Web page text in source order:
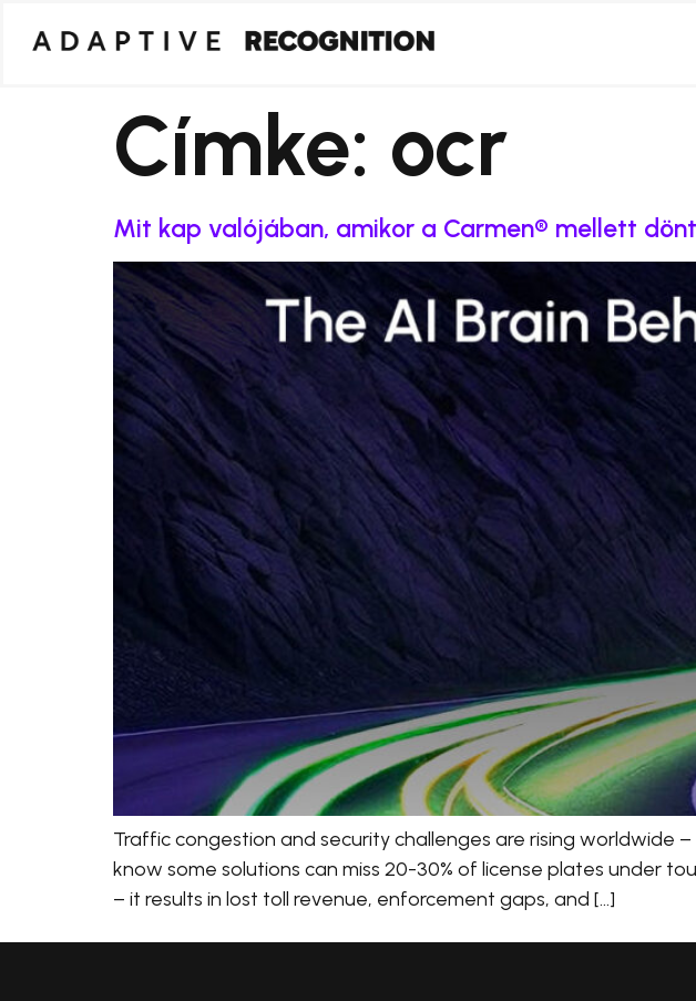
Címke: ocr
Mit kap valójában, amikor a Carmen® mellett
Traffic congestion and security challenges are rising worldwide
know some solutions can miss 20-30% of license plates under
– it results in lost toll revenue, enforcement gaps, and […]